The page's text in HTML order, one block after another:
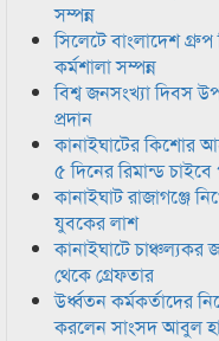
সম্পন্ন
সিলেটে বাংলাদেশ
কর্মশালা সম্পন্ন
বিশ্ব জনসংখ্যা দিবস
প্রদান
কানাইঘাটের কিশোর
৫ দিনের রিমান্ড
কানাইঘাট রাজাগঞ্জে
যুবকের লাশ
কানাইঘাটে চাঞ্চল্যকর
থেকে গ্রেফতার
উর্ধ্বতন কর্মকর্তাদের
করলেন সাংসদ আবুল